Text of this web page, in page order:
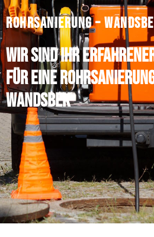
ROHRSANIERUNG –
Wir sind Ihr
für eine
Wandsbek